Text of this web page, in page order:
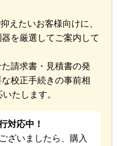
えたいお客様向けに、
を厳選してご案内して
請求書・見積書の発
校正手続きの事前相
たします。
対応中！
ざいましたら、購入